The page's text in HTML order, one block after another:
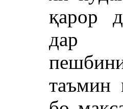
қарор
дар
таъмин